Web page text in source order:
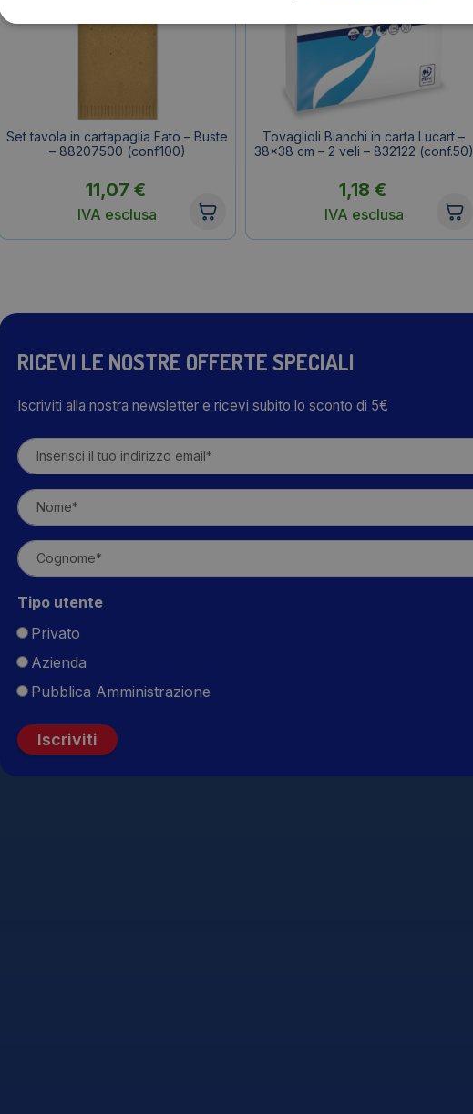
Set tavola in cartapaglia Fato – Buste
– 88207500 (conf.100)
11,07€
IVA esclusa
Tovaglioli Bianchi in carta Lucart –
38×38 cm – 2 veli – 832122 (conf.50)
1,18 €
IVA esclusa
RICEVI LE NOSTRE OFFERTE SPECIALI
Iscriviti alla nostra newsletter e ricevi subito lo sconto di 5€
Tipo utente
Privato
Azienda
Pubblica Amministrazione
Iscriviti